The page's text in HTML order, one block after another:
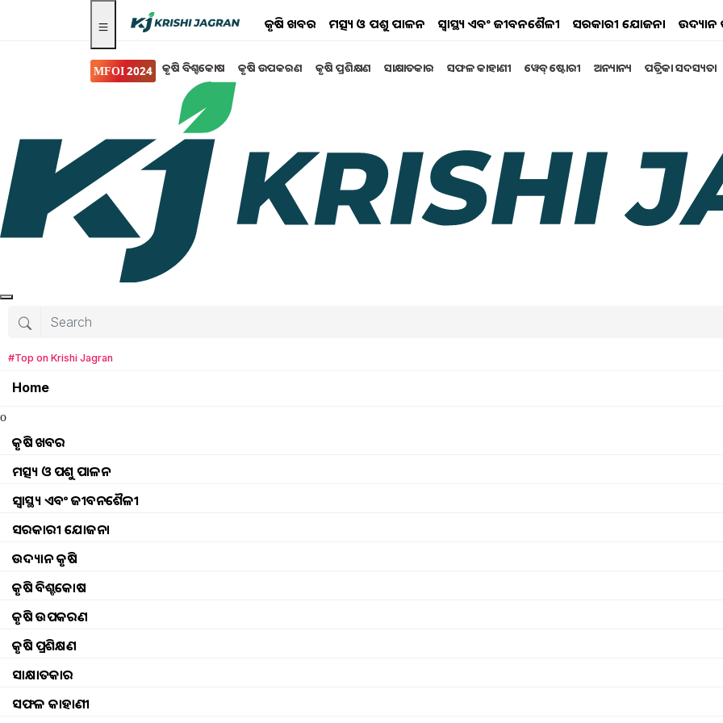
କୃଷି ଖବର ମତ୍ସ୍ୟ ଓ ପଶୁ ପାଳନ ସ୍ୱାସ୍ଥ୍ୟ ଏବଂ ଜୀବନଶୈଳୀ ସରକାରୀ ଯୋଜନା ଉଦ୍ୟାନ
MFOI 2024 କୃଷି ବିଶ୍ବକୋଷ କୃଷି ଉପକରଣ କୃଷି ପ୍ରଶିକ୍ଷଣ ସାକ୍ଷାତକାର ସଫଳ କାହାଣୀ ୱେବ୍ ଷ୍ଟୋରୀ ଅନ୍ୟାନ୍ୟ ପତ୍ରିକା ସଦସ୍ୟତା
#Top on Krishi Jagran
Home
o
କୃଷି ଖବର
ମତ୍ସ୍ୟ ଓ ପଶୁ ପାଳନ
ସ୍ୱାସ୍ଥ୍ୟ ଏବଂ ଜୀବନଶୈଳୀ
ସରକାରୀ ଯୋଜନା
ଉଦ୍ୟାନ କୃଷି
କୃଷି ବିଶ୍ବକୋଷ
କୃଷି ଉପକରଣ
କୃଷି ପ୍ରଶିକ୍ଷଣ
ସାକ୍ଷାତକାର
ସଫଳ କାହାଣୀ
Search for:
ration card latest news now even if there is no ration card food grains will be available for free know
how
Will free Ration continue in up till lok sabha elections 2024
how to surrender Ration Card
Govt extends free ration under PMGKAY till December
Govt to provide free ration to poor people for one year